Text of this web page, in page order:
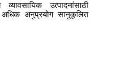
उत्पादनांसाठी
अनुप्रयोग सानुकूलित